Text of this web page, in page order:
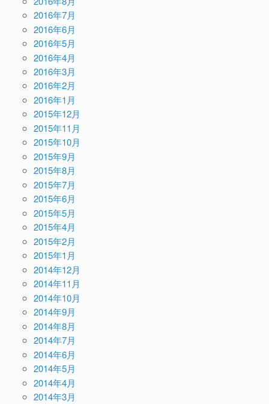
2016年7月
2016年6月
2016年5月
2016年4月
2016年3月
2016年2月
2016年1月
2015年12月
2015年11月
2015年10月
2015年9月
2015年8月
2015年7月
2015年6月
2015年5月
2015年4月
2015年2月
2015年1月
2014年12月
2014年11月
2014年10月
2014年9月
2014年8月
2014年7月
2014年6月
2014年5月
2014年4月
2014年3月